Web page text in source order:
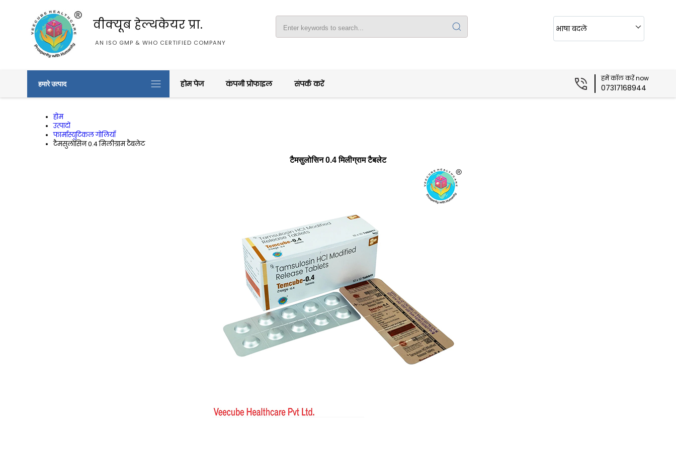
वीक्यूब हेल्थकेयर प्रा.
AN ISO GMP & WHO CERTIFIED COMPANY
भाषा बदलें
हमारे उत्पाद होम पेज कंपनी प्रोफाइल संपर्क करें
हमें कॉल करें now
07317168944
होम
उत्पादों
फार्मास्युटिकल गोलियाँ
टैमसुलोसिन 0.4 मिलीग्राम टैबलेट
टैमसुलोसिन 0.4 मिलीग्राम टैबलेट